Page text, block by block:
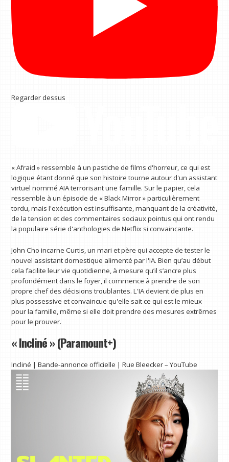
Regarder dessus
« Afraid » ressemble à un pastiche de films d'horreur, ce qui est
logique étant donné que son histoire tourne autour d'un assistant
virtuel nommé AIA terrorisant une famille. Sur le papier, cela
ressemble à un épisode de « Black Mirror » particulièrement
tordu, mais l'exécution est insuffisante, manquant de la créativité,
de la tension et des commentaires sociaux pointus qui ont rendu
la populaire série d'anthologies de Netflix si convaincante.
John Cho incarne Curtis, un mari et père qui accepte de tester le
nouvel assistant domestique alimenté par l'IA. Bien qu’au début
cela facilite leur vie quotidienne, à mesure qu’il s’ancre plus
profondément dans le foyer, il commence à prendre de son
propre chef des décisions troublantes. L'IA devient de plus en
plus possessive et convaincue qu'elle sait ce qui est le mieux
pour la famille, même si elle doit prendre des mesures extrêmes
pour le prouver.
« Incliné » (Paramount+)
Incliné | Bande-annonce officielle | Rue Bleecker – YouTube